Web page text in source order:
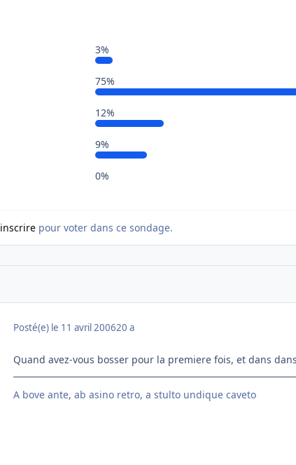
3%
75%
12%
9%
0%
inscrire pour voter dans ce sondage.
Posté(e) le 11 avril 200620 a
Quand avez-vous bosser pour la premiere fois, et dans
A bove ante, ab asino retro, a stulto undique caveto